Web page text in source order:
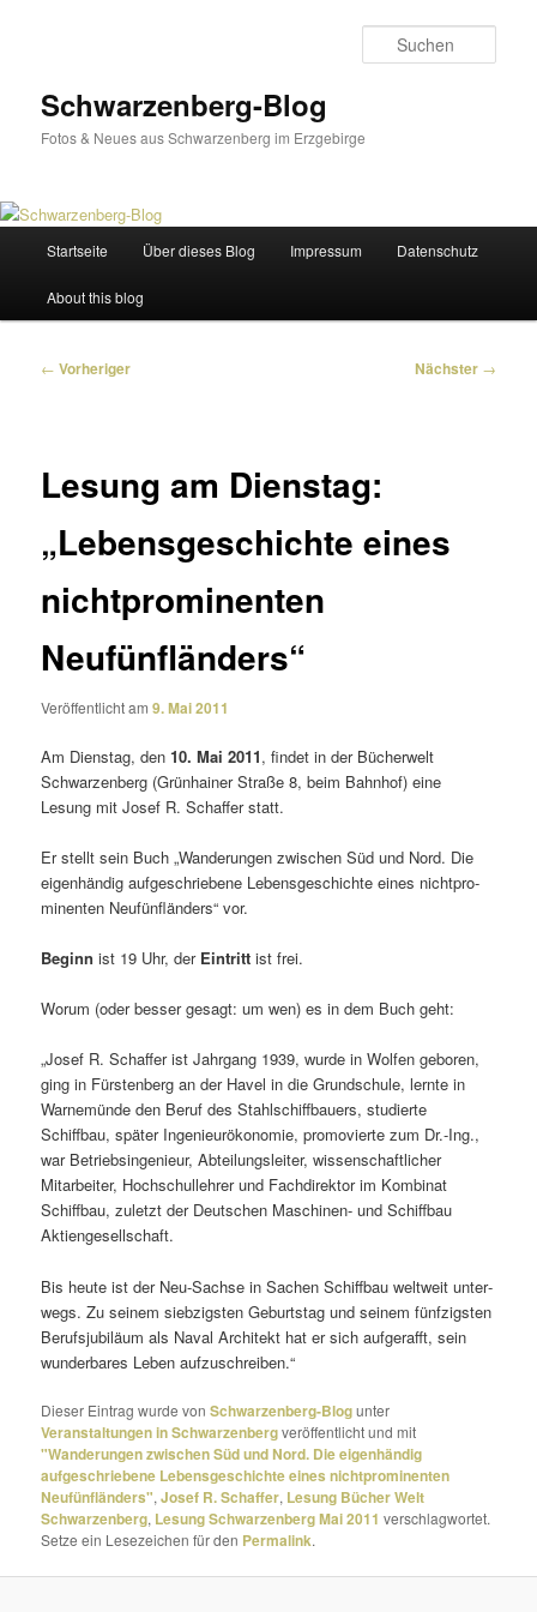
Schwarzenberg-Blog
Fotos & Neues aus Schwarzenberg im Erzgebirge
Startseite Über dieses Blog Impressum Datenschutz
About this blog
Beitragsnavigation
← Vorheriger Nächster →
Lesung am Dienstag:
„Lebensgeschichte eines
nichtprominenten
Neufünfländers“
Veröffentlicht am9. Mai 2011
Am Dienstag, den10. Mai 2011, findet in der Bücherwelt
Schwarzenberg (Grünhainer Straße 8, beim Bahnhof) eine
Lesung mit Josef R. Schaffer statt.
Er stellt sein Buch „Wanderungen zwischen Süd und Nord. Die
eigen­händig aufge­schrie­bene Lebensgeschichte eines nicht­pro­
mi­nenten Neufünfländers“ vor.
Beginn ist 19 Uhr, der Eintritt ist frei.
Worum (oder besser gesagt: um wen) es in dem Buch geht:
„Josef R. Schaffer ist Jahrgang 1939, wurde in Wolfen geboren,
ging in Fürstenberg an der Havel in die Grundschule, lernte in
Warnemünde den Beruf des Stahlschiffbauers, studierte
Schiffbau, später Ingenieurökonomie, promo­vierte zum Dr.-Ing.,
war Betriebsingenieur, Abteilungsleiter, wissen­schaft­li­cher
Mitarbeiter, Hochschullehrer und Fachdirektor im Kombinat
Schiffbau, zuletzt der Deutschen Maschinen- und Schiffbau
Aktiengesellschaft.
Bis heute ist der Neu-Sachse in Sachen Schiffbau welt­weit unter­
wegs. Zu seinem sieb­zigsten Geburtstag und seinem fünf­zigsten
Berufsjubiläum als Naval Architekt hat er sich aufge­rafft, sein
wunder­bares Leben aufzuschreiben.“
Dieser Eintrag wurde vonSchwarzenberg-Blogunter
Veranstaltungen in Schwarzenbergveröffentlicht und mit
"Wanderungen zwischen Süd und Nord. Die eigenhändig
aufgeschriebene Lebensgeschichte eines nichtprominenten
Neufünfländers",Josef R. Schaffer, Lesung Bücher Welt
Schwarzenberg, Lesung Schwarzenberg Mai 2011 verschlagwortet.
Setze ein Lesezeichen für den Permalink.